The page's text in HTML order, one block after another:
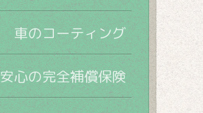
車のコーティング
安心の完全補償保険